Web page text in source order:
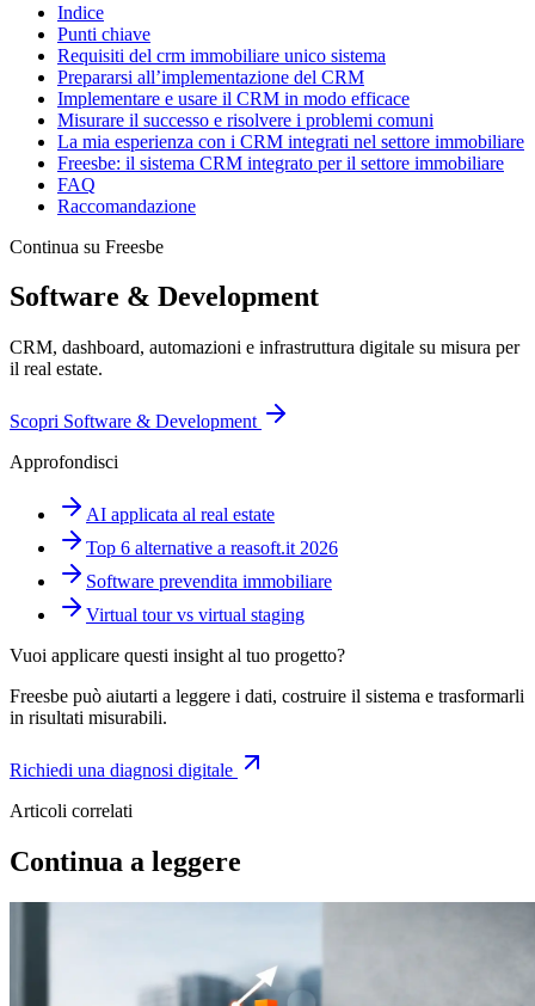
Indice
Punti chiave
Requisiti del crm immobiliare unico sistema
Prepararsi all’implementazione del CRM
Implementare e usare il CRM in modo efficace
Misurare il successo e risolvere i problemi comuni
La mia esperienza con i CRM integrati nel settore immobiliare
Freesbe: il sistema CRM integrato per il settore immobiliare
FAQ
Raccomandazione
Continua su Freesbe
Software & Development
CRM, dashboard, automazioni e infrastruttura digitale su misura per
il real estate.
Scopri Software & Development
Approfondisci
AI applicata al real estate
Top 6 alternative a reasoft.it 2026
Software prevendita immobiliare
Virtual tour vs virtual staging
Vuoi applicare questi insight al tuo progetto?
Freesbe può aiutarti a leggere i dati, costruire il sistema e trasformarli
in risultati misurabili.
Richiedi una diagnosi digitale
Articoli correlati
Continua a leggere